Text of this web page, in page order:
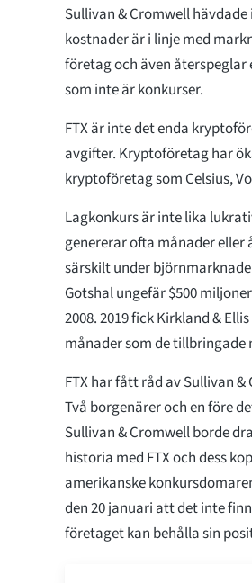
Sullivan & Cromwell
kostnader är i linje med
företag och även
som inte är konkurser.
FTX är inte det enda
avgifter. Kryptoföretag har
kryptoföretag som Celsius,
Lagkonkurs är inte lika
genererar ofta månader
särskilt under
Gotshal ungefär $500
2008. 2019 fick Kirkland &
månader som de tillbringade
FTX har fått råd av Sullivan
Två borgenärer och en före
Sullivan & Cromwell borde
historia med FTX och dess
amerikanske
den 20 januari att det inte
företaget kan behålla sin